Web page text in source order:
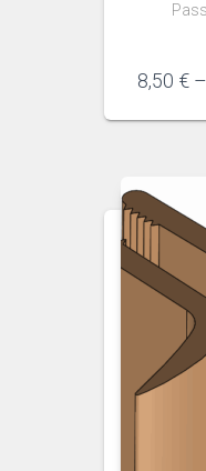
8,50 € –